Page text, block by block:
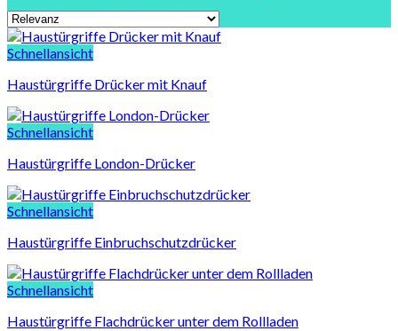
Schnellansicht
Haustürgriffe Drücker mit Knauf
Schnellansicht
Haustürgriffe London-Drücker
Schnellansicht
Haustürgriffe Einbruchschutzdrücker
Schnellansicht
Haustürgriffe Flachdrücker unter dem Rollladen